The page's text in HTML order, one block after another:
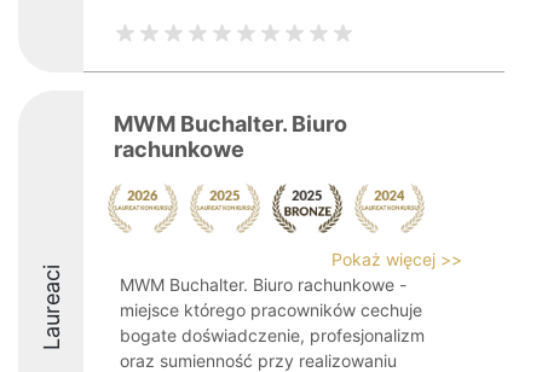
Laureaci
MWM Buchalter. Biuro
rachunkowe
Pokaż więcej >>
MWM Buchalter. Biuro rachunkowe -
miejsce którego pracowników cechuje
bogate doświadczenie, profesjonalizm
oraz sumienność przy realizowaniu